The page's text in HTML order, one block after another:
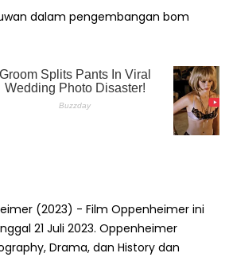
dalam pengembangan bom
(2023) - Film Oppenheimer ini
21 Juli 2023. Oppenheimer
Drama, dan History dan